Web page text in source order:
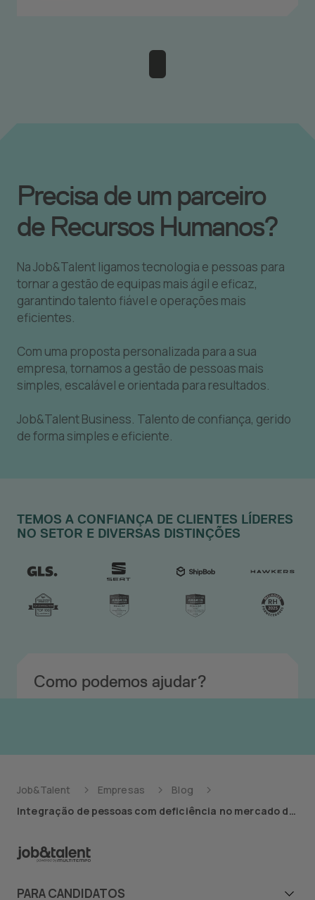
Precisa de um parceiro
de Recursos Humanos?
Na Job&Talent ligamos tecnologia e pessoas para
tornar a gestão de equipas mais ágil e eficaz,
garantindo talento fiável e operações mais
eficientes.
Com uma proposta personalizada para a sua
empresa, tornamos a gestão de pessoas mais
simples, escalável e orientada para resultados.
Job&Talent Business. Talento de confiança, gerido
de forma simples e eficiente.
Como podemos ajudar?
TEMOS A CONFIANÇA DE CLIENTES LÍDERES
NO SETOR E DIVERSAS DISTINÇÕES
Job&Talent Empresas
Blog
Integração de pessoas com deficiência no mercado de trabalho
PARA CANDIDATOS